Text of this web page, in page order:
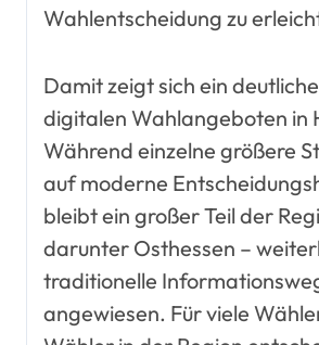
Wahlentscheidung zu
Damit zeigt sich ein
digitalen Wahlangeboten in
Während einzelne größere
auf moderne
bleibt ein großer Teil der
darunter Osthessen –
traditionelle
angewiesen. Für viele